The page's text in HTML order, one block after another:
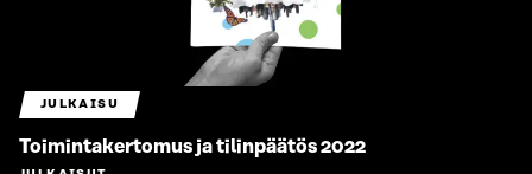
JULKAISU
Toimintakertomus ja tilinpäätös 2022